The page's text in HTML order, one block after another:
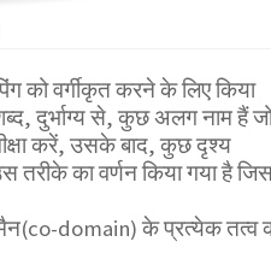
को वर्गीकृत करने के लिए किया
दुर्भाग्य से, कुछ अलग नाम हैं
करें, उसके बाद, कुछ दृश्य
तरीके का वर्णन किया गया है
domain) के प्रत्येक तत्व